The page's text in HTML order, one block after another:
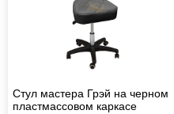
Стул мастера Грэй на черном
пластмассовом каркасе